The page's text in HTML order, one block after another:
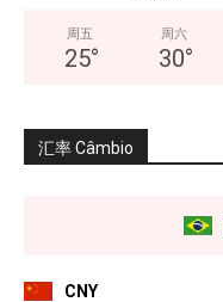
周五
25°
周六
30°
汇率 Câmbio
CNY